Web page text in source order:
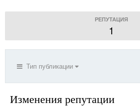
РЕПУТАЦИЯ
1
Тип публикации
Изменения репутации